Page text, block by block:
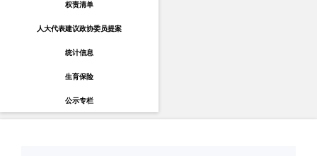
权责清单
人大代表建议政协委员提案
统计信息
生育保险
公示专栏